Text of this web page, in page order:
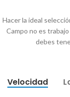
Hacer la ideal
Campo no es
debes
Velocidad